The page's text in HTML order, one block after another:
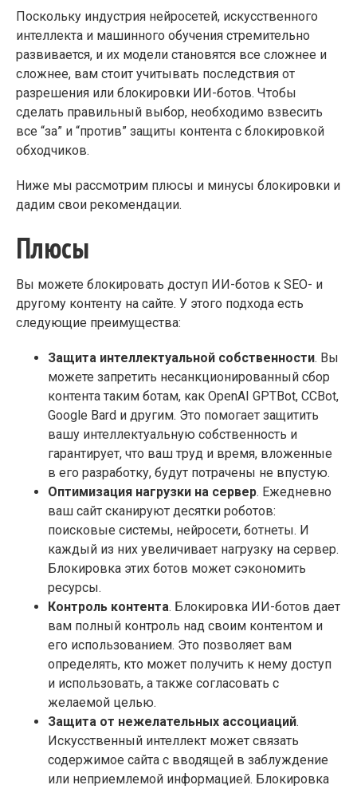
Поскольку индустрия нейросетей, искусственного
интеллекта и машинного обучения стремительно
развивается, и их модели становятся все сложнее и
сложнее, вам стоит учитывать последствия от
разрешения или блокировки ИИ-ботов. Чтобы
сделать правильный выбор, необходимо взвесить
все “за” и “против” защиты контента с блокировкой
обходчиков.
Ниже мы рассмотрим плюсы и минусы блокировки и
дадим свои рекомендации.
Плюсы
Вы можете блокировать доступ ИИ-ботов к SEO- и
другому контенту на сайте. У этого подхода есть
следующие преимущества:
Защита интеллектуальной собственности. Вы
можете запретить несанкционированный сбор
контента таким ботам, как OpenAI GPTBot, CCBot,
Google Bard и другим. Это помогает защитить
вашу интеллектуальную собственность и
гарантирует, что ваш труд и время, вложенные
в его разработку, будут потрачены не впустую.
Оптимизация нагрузки на сервер. Ежедневно
ваш сайт сканируют десятки роботов:
поисковые системы, нейросети, ботнеты. И
каждый из них увеличивает нагрузку на сервер.
Блокировка этих ботов может сэкономить
ресурсы.
Контроль контента. Блокировка ИИ-ботов дает
вам полный контроль над своим контентом и
его использованием. Это позволяет вам
определять, кто может получить к нему доступ
и использовать, а также согласовать с
желаемой целью.
Защита от нежелательных ассоциаций.
Искусственный интеллект может связать
содержимое сайта с вводящей в заблуждение
или неприемлемой информацией. Блокировка